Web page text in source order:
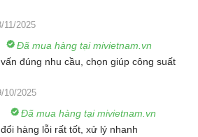
không khí Xiaomi Mijia Smart Air
5 trong 1 giám sát chất lượng
composite 5 lớp bảo vệ toàn diện
gây dị ứng, bảo vệ tối ưu cho
11/2025
Đã mua hàng tại mivietnam.vn
đúng nhu cầu, chọn giúp công suất
10/2025
Đã mua hàng tại mivietnam.vn
hàng lỗi rất tốt, xử lý nhanh